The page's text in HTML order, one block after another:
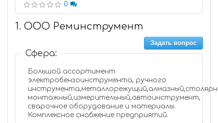
0
1. ООО Реминструмент
Задать вопрос
Сфера:
Большой ассортимент
электробензоинструмента, ручного
монтажный,измерительный,автоинструмент,
сварочное оборудование и материалы.
Комплексное снабжение предприятий.